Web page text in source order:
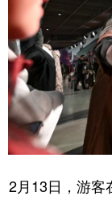
2月13日，游客